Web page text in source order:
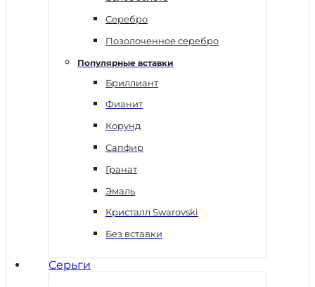
Серебро
Позолоченное серебро
Популярные вставки
Бриллиант
Фианит
Корунд
Сапфир
Гранат
Эмаль
Кристалл Swarovski
Без вставки
Серьги